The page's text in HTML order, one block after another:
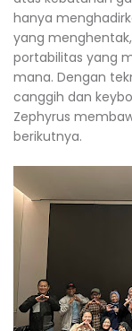
hanya
yang
portabilitas yang
mana. Dengan
canggih dan
Zephyrus
berikutnya.